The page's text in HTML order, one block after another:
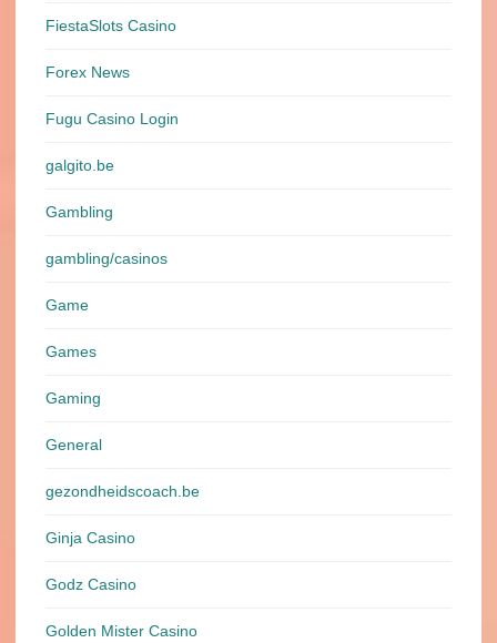
FiestaSlots Casino
Forex News
Fugu Casino Login
galgito.be
Gambling
gambling/casinos
Game
Games
Gaming
General
gezondheidscoach.be
Ginja Casino
Godz Casino
Golden Mister Casino